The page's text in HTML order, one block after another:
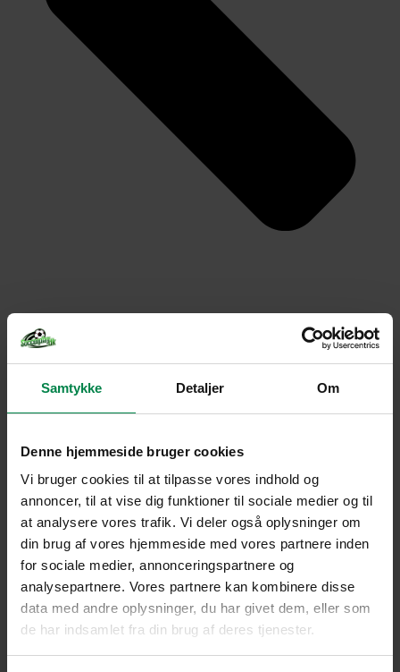
Samtykke Detaljer Om
Denne hjemmeside bruger cookies
Vi bruger cookies til at tilpasse vores indhold og
annoncer, til at vise dig funktioner til sociale medier og til
at analysere vores trafik. Vi deler også oplysninger om
din brug af vores hjemmeside med vores partnere inden
for sociale medier, annonceringspartnere og
analysepartnere. Vores partnere kan kombinere disse
data med andre oplysninger, du har givet dem, eller som
de har indsamlet fra din brug af deres tjenester.